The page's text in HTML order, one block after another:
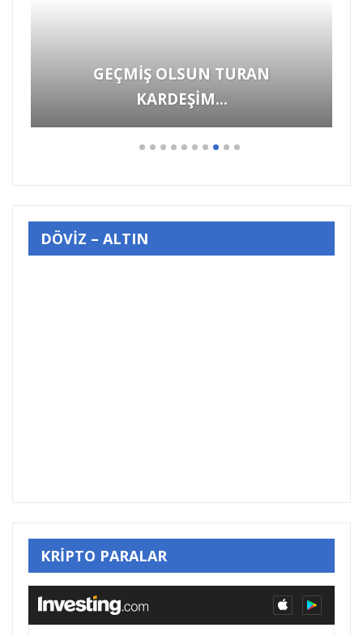
DÖVİZ – ALTIN
KRİPTO PARALAR